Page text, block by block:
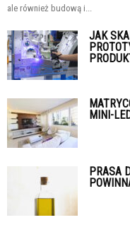
ale również budową i...
JAK
MINI-
PRASA